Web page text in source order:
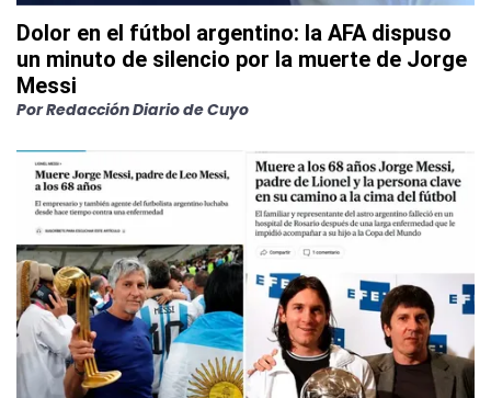
Dolor en el fútbol argentino: la AFA dispuso
un minuto de silencio por la muerte de Jorge
Messi
PorRedacción Diario de Cuyo